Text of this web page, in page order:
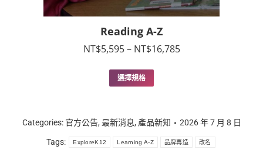
Reading A-Z
NT$5,595 – NT$16,785價
NT$16,785
選擇規格
此
產
多
款
Categories: 官方公告, 最新消息, 產品新知 2026 年 7 月 8 日
Tags: ExploreK12 Learning A-Z 品牌再造 改名